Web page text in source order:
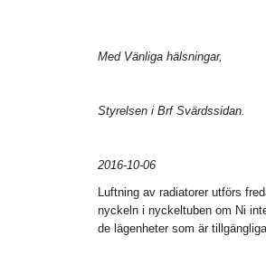
Med Vänliga hälsningar,
Styrelsen i Brf Svärdssidan.
2016-10-06
Luftning av radiatorer utförs
nyckeln i nyckeltuben om Ni
de lägenheter som är